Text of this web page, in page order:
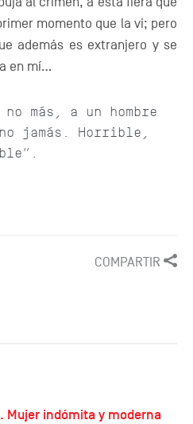
momento que la vi; pero
además es extranjero y se
en mí...
más, a un hombre
jamás. Horrible,
COMPARTIR
Mujer indómita y moderna